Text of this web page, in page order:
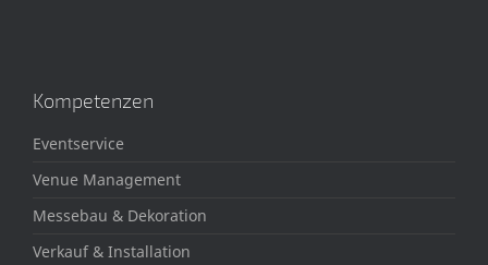
Kompetenzen
Eventservice
Venue Management
Messebau & Dekoration
Verkauf & Installation